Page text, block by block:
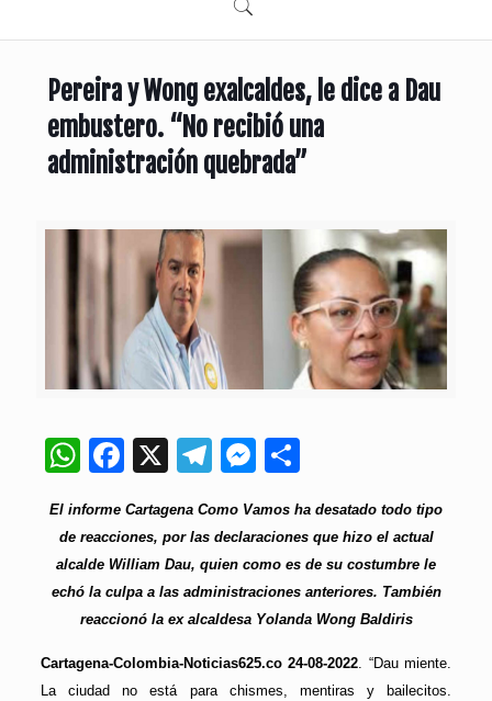
Pereira y Wong exalcaldes, le dice a Dau
embustero. “No recibió una
administración quebrada”
WhatsApp
Facebook
X Telegram
Messenger
El informe Cartagena Como Vamos ha desatado todo tipo
de reacciones, por las declaraciones que hizo el actual
alcalde William Dau, quien como es de su costumbre le
echó la culpa a las administraciones anteriores. También
reaccionó la ex alcaldesa Yolanda Wong Baldiris
Cartagena-Colombia-Noticias625.co 24-08-2022. “Dau miente.
La ciudad no está para chismes, mentiras y bailecitos.